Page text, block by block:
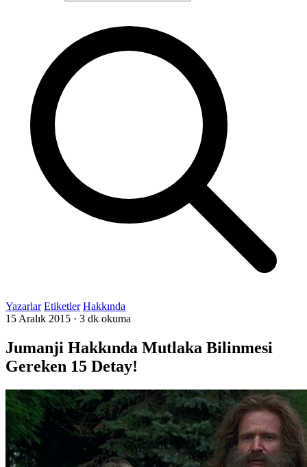
Yazarlar Etiketler Hakkında
15 Aralık 2015 · 3 dk okuma
Jumanji Hakkında Mutlaka Bilinmesi
Gereken 15 Detay!